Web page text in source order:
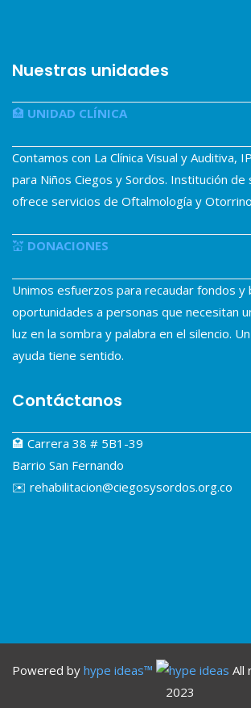
Nuestras unidades
🏥 UNIDAD CLÍNICA
Contamos con La Clínica Visual y Auditiva,
para Niños Ciegos y Sordos. Institución de
ofrece servicios de Oftalmología y
💒 DONACIONES
Unimos esfuerzos para recaudar fondos y
oportunidades a personas que necesitan
luz en la sombra y palabra en el silencio.
ayuda tiene sentido.
Contáctanos
🏩 Carrera 38 # 5B1-39
Barrio San Fernando
✉️ rehabilitacion@ciegosysordos.org.co
Powered by hype ideas™
All
2023